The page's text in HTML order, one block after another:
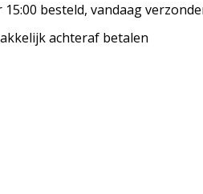
model en het bouwjaar van
lampen de LED configurator jou
15:00 besteld, vandaag
achteraf betalen